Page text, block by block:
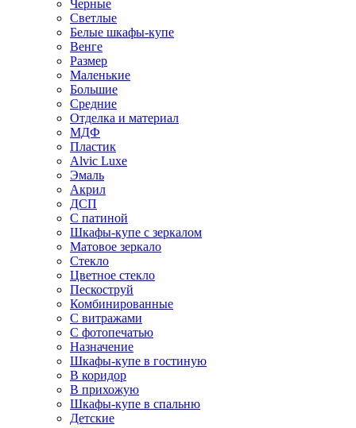
Черные
Светлые
Белые шкафы-купе
Венге
Размер
Маленькие
Большие
Средние
Отделка и материал
МДФ
Пластик
Alvic Luxe
Эмаль
Акрил
ДСП
С патиной
Шкафы-купе с зеркалом
Матовое зеркало
Стекло
Цветное стекло
Пескоструй
Комбинированные
С витражами
С фотопечатью
Назначение
Шкафы-купе в гостиную
В коридор
В прихожую
Шкафы-купе в спальню
Детские